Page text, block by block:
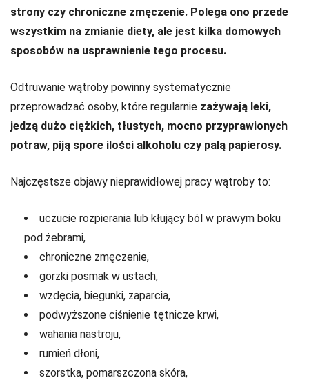
strony czy chroniczne zmęczenie. Polega ono przede
wszystkim na zmianie diety, ale jest kilka domowych
sposobów na usprawnienie tego procesu.
Odtruwanie wątroby powinny systematycznie
przeprowadzać osoby, które regularnie zażywają leki,
jedzą dużo ciężkich, tłustych, mocno przyprawionych
potraw, piją spore ilości alkoholu czy palą papierosy.
Najczęstsze objawy nieprawidłowej pracy wątroby to:
uczucie rozpierania lub kłujący ból w prawym boku
pod żebrami,
chroniczne zmęczenie,
gorzki posmak w ustach,
wzdęcia, biegunki, zaparcia,
podwyższone ciśnienie tętnicze krwi,
wahania nastroju,
rumień dłoni,
szorstka, pomarszczona skóra,